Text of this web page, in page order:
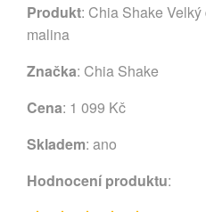
Produkt: Chia Shake
malina
Značka: Chia Shake
Cena: 1 099 Kč
Skladem: ano
Hodnocení produktu: